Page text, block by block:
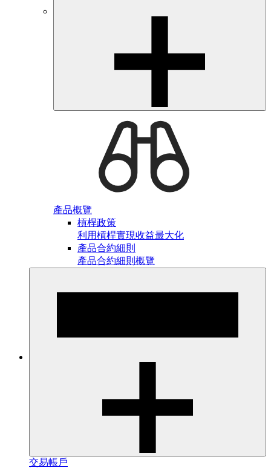
產品概覽
槓桿政策
利用槓桿實現收益最大化
產品合約細則
產品合約細則概覽
交易帳戶